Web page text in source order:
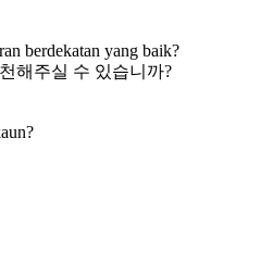
berdekatan yang baik?
해주실 수 있습니까?